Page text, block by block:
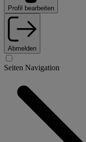
Profil bearbeiten
Abmelden
Seiten Navigation